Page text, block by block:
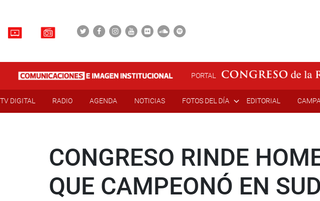
PORTAL
TV DIGITAL RADIO AGENDA NOTICIAS FOTOS DEL DÍA EDITORIAL
CONGRESO RINDE
QUE CAMPEONÓ EN